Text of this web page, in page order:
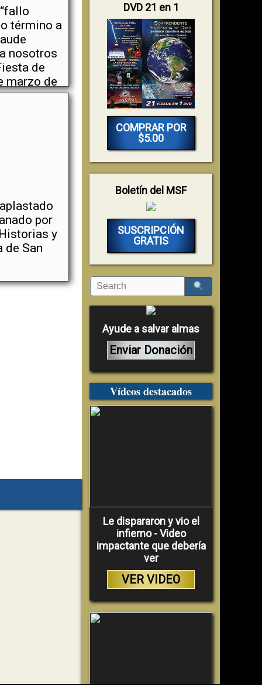
término a
nosotros
de
marzo de
por
y
de San
DVD 21 en 1
COMPRAR POR
$5.00
Boletín del MSF
SUSCRIPCIÓN
GRATIS
Ayude a salvar almas
Enviar Donación
Vídeos destacados
Le dispararon y vio el
infierno - Video
impactante que debería
ver
VER VIDEO